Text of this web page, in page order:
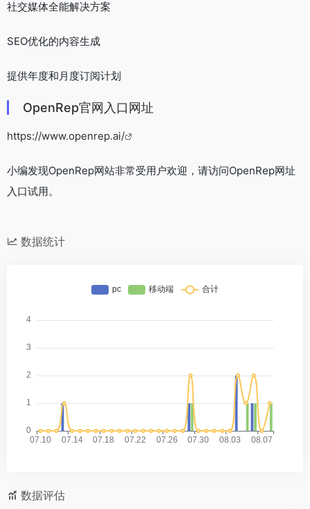
社交媒体全能解决方案
SEO优化的内容生成
提供年度和月度订阅计划
OpenRep官网入口网址
https://www.openrep.ai/
小编发现OpenRep网站非常受用户欢迎，请访问OpenRep网址
入口试用。
数据统计
数据评估